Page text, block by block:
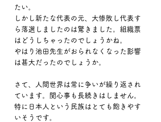
たい。
しかし新たな代表の元、大惨敗し代表す
ら落選しましたのは驚きました。組織票
はどうしちゃったのでしょうかね。
やはり池田先生がおられなくなった影響
は甚大だったのでしょうか。
さて、人間世界は常に争いが繰り返され
ています。関心事も長続きはしません。
特に日本人という民族はとても飽きやす
いそうです。